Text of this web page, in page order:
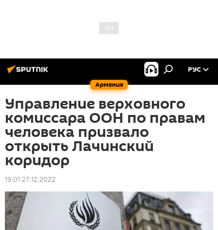
Армения
РУС
Управление верховного
комиссара ООН по правам
человека призвало
открыть Лачинский
коридор
19:01 27.12.2022